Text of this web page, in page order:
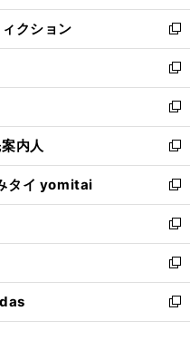
開
く
ウ
で
開
く
ン
ド
ウ
で
開
く
ウ
ィ
ン
ド
ウ
で
開
く
クション
新
し
い
ウ
ィ
ン
ド
ウ
で
開
く
新
し
い
ウ
ィ
ン
ド
ウ
で
開
く
新
し
い
ウ
ィ
ン
ド
ウ
で
開
く
内人
新
し
い
ウ
ィ
ン
ド
ウ
で
開
タイ yomitai
新
し
い
ウ
ィ
ン
ド
ウ
新
し
い
ウ
ィ
ン
新
し
い
ウ
新
し